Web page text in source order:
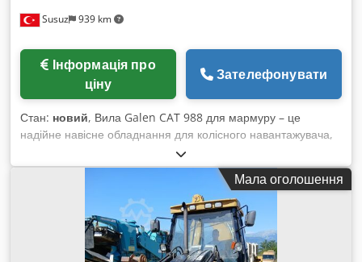
Susuz 939 km
ціну
Зателефонувати
Стан: новий, Вила Galen CAT 988 для мармуру – це
надійне навісне обладнання для колісного навантажувача,
розроблене для безпечного та ефективного переміщення
блоків мармуру. Воно має посилену сталеву конструкцію,
адаптовано під конкретну модель машини,
характеризується високою вантажопідйомністю та надійною
роботою у складних умовах кар’єрів і підприємств з обробки
каменю. Для отримання детальної інформації та уточнення
цін, будь ласка, зверніться до нас. Csdpozlbmmefx Abwsha
Мала оголошення